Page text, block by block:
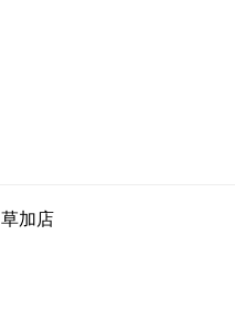
草加店